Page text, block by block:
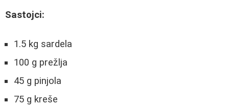
Sastojci:
1.5 kg sardela
100 g prežlja
45 g pinjola
75 g kreše